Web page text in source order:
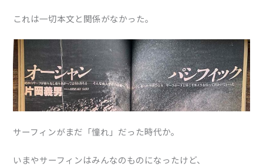
これは一切本文と関係がなかった。
サーフィンがまだ「憧れ」だった時代か。
いまやサーフィンはみんなのものになったけど、